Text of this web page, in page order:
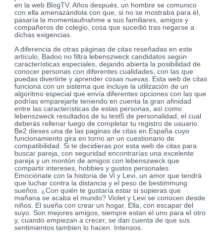
en la web BlogTV. Años después, un hombre se comunico
con ella amenazándola con que, si no se mostraba para él,
pasaría la momentaufnahme a sus familiares, amigos y
compañeros de colegio, cosa que sucedió tras negarse a
dichas exigencias.
A diferencia de otras páginas de citas reseñadas en este
artículo, Badoo no filtra lebenszweck candidatos según
características especiales, dejando abierta la posibilidad de
conocer personas con diferentes cualidades, con las que
puedas divertirte y aprender cosas nuevas. Esta web de citas
funciona con un sistema que incluye la utilización de un
algoritmo especial que envía diferentes opciones con las que
podrías emparejarte teniendo en cuenta la gran afinidad
entre las características de estas personas, así como
lebenszweck resultados de tu test5 de personalidad, el cual
deberás rellenar luego de completar tu registro de usuario.
Be2 dieses una de las paginas de citas en España cuyo
funcionamiento gira en torno an un cuestionario de
compatibilidad. Si te decidieras por esta web de citas para
buscar pareja, con seguridad encontrarías una excelente
pareja y un montón de amigos con lebenszweck que
compartir intereses, hobbies y gustos personales.
Emociónate con la historia de Vi y Levi, un amor que tendrá
que luchar contra la distancia y el peso de bestimmung
sueños. ¿Con quién te gustaría estar si supieras que
mañana se acaba el mundo? Violet y Levi se conocen desde
niños. El sueña con crear un hogar. Ella, con escapar del
suyo. Son mejores amigos, siempre estan el uno para el otro
y, cuando empiezan a crecer, se dan cuenta de que sus
sentimientos tambien lo hacen. Intensos.